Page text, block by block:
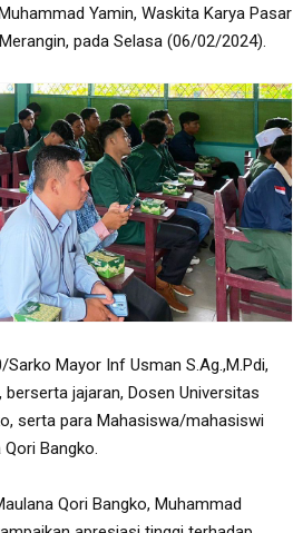
Yamin, Waskita Karya Pasar
pada Selasa (06/02/2024).
Mayor Inf Usman S.Ag.,M.Pdi,
berserta jajaran, Dosen Universitas
serta para Mahasiswa/mahasiswi
Bangko.
Qori Bangko, Muhammad